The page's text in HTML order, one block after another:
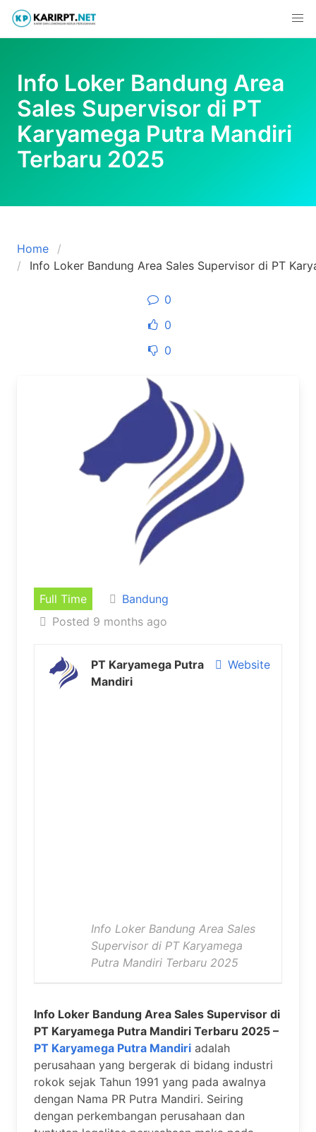
Skip
content
Info Loker Bandung Area
Sales Supervisor di PT
Karyamega Putra Mandiri
Terbaru 2025
Home
Info Loker Bandung Area Sales Supervisor di PT
0
0
0
Full Time
Bandung
Posted 9 months ago
Website
PT Karyamega Putra
Mandiri
Info Loker Bandung Area Sales
Supervisor di PT Karyamega
Putra Mandiri Terbaru 2025
Info Loker Bandung Area Sales Supervisor di
PT Karyamega Putra Mandiri Terbaru 2025 –
PT Karyamega Putra Mandiri adalah
perusahaan yang bergerak di bidang industri
rokok sejak Tahun 1991 yang pada awalnya
dengan Nama PR Putra Mandiri. Seiring
dengan perkembangan perusahaan dan